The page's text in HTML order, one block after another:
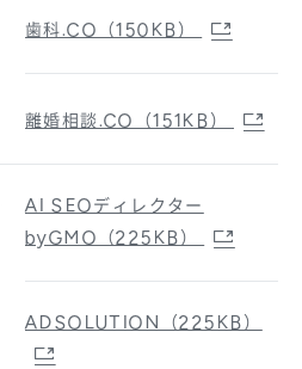
歯科.CO（150KB）
離婚相談.CO（151KB）
AI SEOディレクター
byGMO（225KB）
ADSOLUTION（225KB）